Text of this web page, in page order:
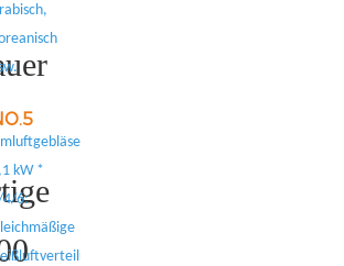
kW *
4/6: